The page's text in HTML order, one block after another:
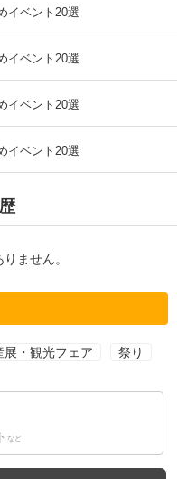
イベント20選
イベント20選
イベント20選
イベント20選
ません。
展・観光フェア 祭り
など